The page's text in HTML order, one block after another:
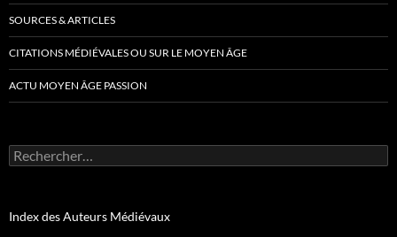
SOURCES & ARTICLES
CITATIONS MÉDIÉVALES OU SUR LE MOYEN ÂGE
ACTU MOYEN ÂGE PASSION
Rechercher :
Index des Auteurs Médiévaux